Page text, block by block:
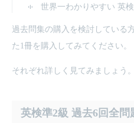
世界一わかりやすい 英
過去問集の購入を検討している
た1冊を購入してみてください。
それぞれ詳しく見てみましょう。
英検準2級 過去6回全